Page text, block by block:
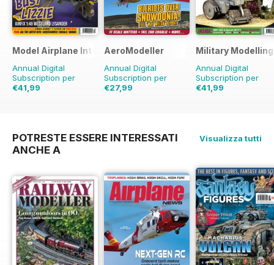
Model Airplane International
Annual Digital
Subscription per
€41,99
AeroModeller
Annual Digital
Subscription per
€27,99
Military
Annual Digital
Subscription per
€41,99
POTRESTE ESSERE INTERESSATI
ANCHE A
Visualizza tutti